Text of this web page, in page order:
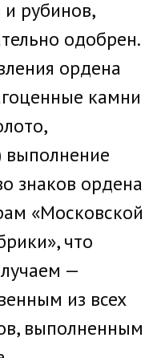
рубинов,
одобрен.
ордена
камни
выполнение
знаков ордена
«Московской
что
—
из всех
выполненным